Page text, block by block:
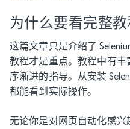
为什么要看完整教
这篇文章只是介绍了
教程才是重点。教程中有
序渐进的指导。从安装
都能看到实际操作。
无论你是对网页自动化感